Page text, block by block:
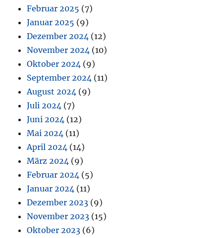
Februar 2025 (7)
Januar 2025 (9)
Dezember 2024 (12)
November 2024 (10)
Oktober 2024 (9)
September 2024 (11)
August 2024 (9)
Juli 2024 (7)
Juni 2024 (12)
Mai 2024 (11)
April 2024 (14)
März 2024 (9)
Februar 2024 (5)
Januar 2024 (11)
Dezember 2023 (9)
November 2023 (15)
Oktober 2023 (6)